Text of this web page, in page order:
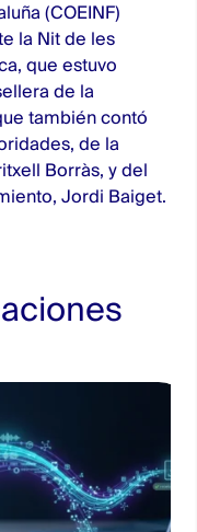
(COEINF)
la Nit de les
que estuvo
de la
también contó
de la
Borràs, y del
Jordi Baiget.